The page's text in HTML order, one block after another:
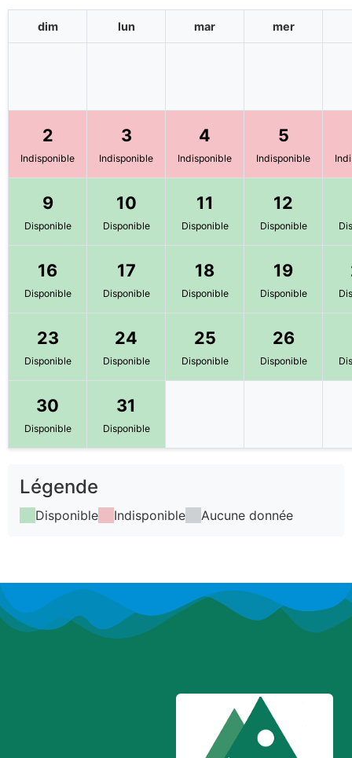
dim lun mar mer
2
Indisponible
3
Indisponible
4
Indisponible
5
Indisponible
9
Disponible
10
Disponible
11
Disponible
12
Disponible
16
Disponible
17
Disponible
18
Disponible
19
Disponible
23
Disponible
24
Disponible
25
Disponible
26
Disponible
30
Disponible
31
Disponible
Légende
Disponible Indisponible Aucune donnée